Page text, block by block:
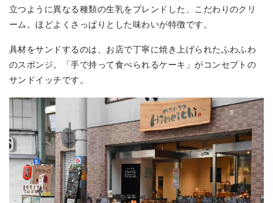
立つように異なる種類の生乳をブレンドした、こだわりのクリ
ーム。ほどよくさっぱりとした味わいが特徴です。
具材をサンドするのは、お店で丁寧に焼き上げられたふわふわ
のスポンジ。「手で持って食べられるケーキ」がコンセプトの
サンドイッチです。